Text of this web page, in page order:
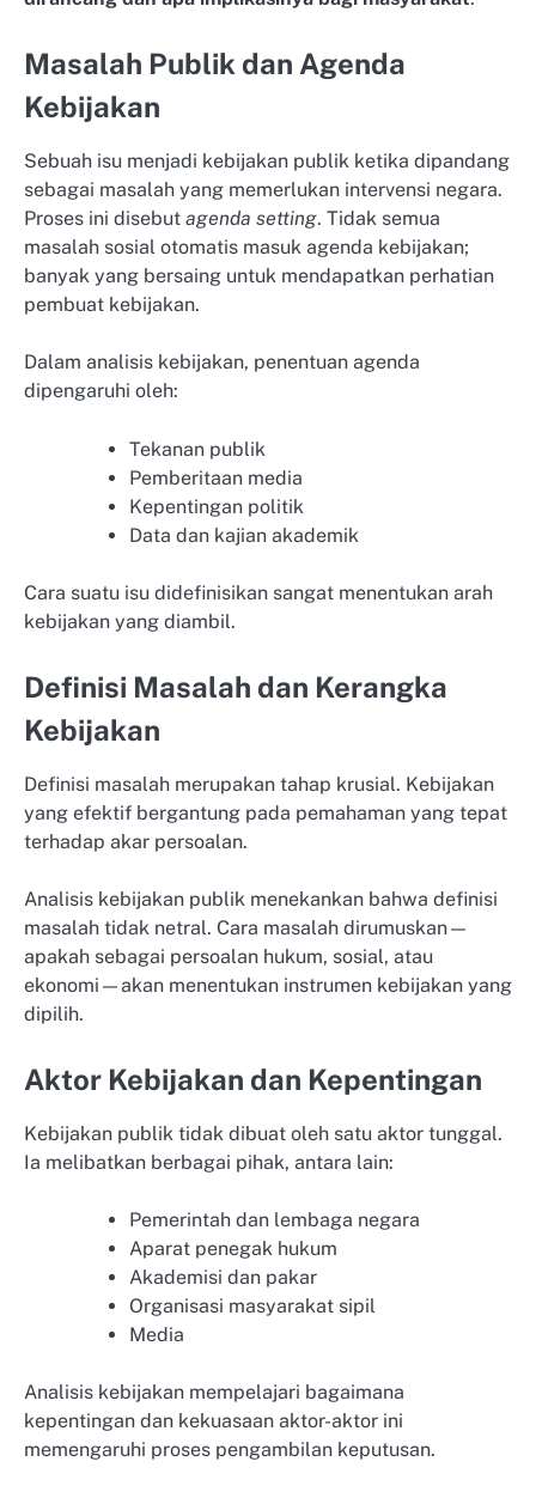
Masalah Publik dan Agenda
Kebijakan
Sebuah isu menjadi kebijakan publik ketika dipandang
sebagai masalah yang memerlukan intervensi negara.
Proses ini disebut agenda setting. Tidak semua
masalah sosial otomatis masuk agenda kebijakan;
banyak yang bersaing untuk mendapatkan perhatian
pembuat kebijakan.
Dalam analisis kebijakan, penentuan agenda
dipengaruhi oleh:
Tekanan publik
Pemberitaan media
Kepentingan politik
Data dan kajian akademik
Cara suatu isu didefinisikan sangat menentukan arah
kebijakan yang diambil.
Definisi Masalah dan Kerangka
Kebijakan
Definisi masalah merupakan tahap krusial. Kebijakan
yang efektif bergantung pada pemahaman yang tepat
terhadap akar persoalan.
Analisis kebijakan publik menekankan bahwa definisi
masalah tidak netral. Cara masalah dirumuskan—
apakah sebagai persoalan hukum, sosial, atau
ekonomi—akan menentukan instrumen kebijakan yang
dipilih.
Aktor Kebijakan dan Kepentingan
Kebijakan publik tidak dibuat oleh satu aktor tunggal.
Ia melibatkan berbagai pihak, antara lain:
Pemerintah dan lembaga negara
Aparat penegak hukum
Akademisi dan pakar
Organisasi masyarakat sipil
Media
Analisis kebijakan mempelajari bagaimana
kepentingan dan kekuasaan aktor-aktor ini
memengaruhi proses pengambilan keputusan.